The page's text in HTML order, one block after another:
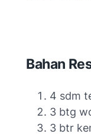
Bahan
4 sdm
3 btg
3 btr